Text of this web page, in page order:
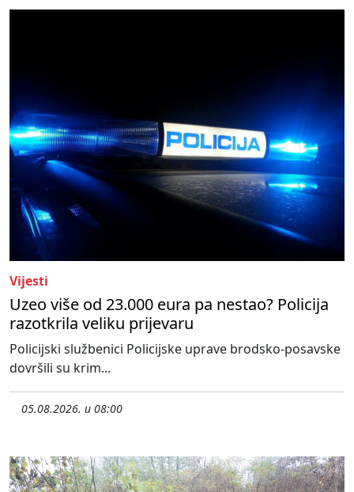
Vijesti
Uzeo više od 23.000 eura pa nestao? Policija
razotkrila veliku prijevaru
Policijski službenici Policijske uprave brodsko-posavske
dovršili su krim...
05.08.2026. u 08:00